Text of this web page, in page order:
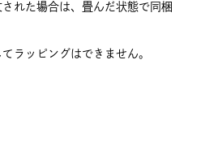
れた場合は、畳んだ状態で同梱
ラッピングはできません。